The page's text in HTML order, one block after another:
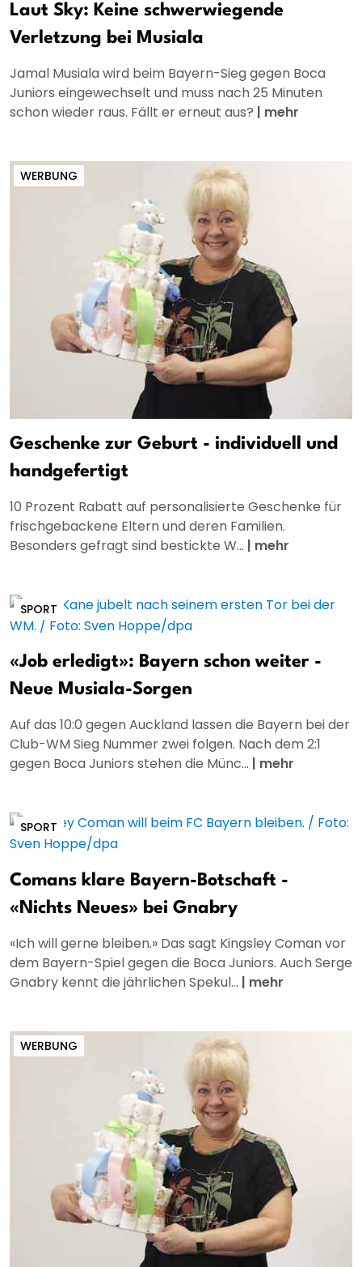
Laut Sky: Keine schwerwiegende
Verletzung bei Musiala
Jamal Musiala wird beim Bayern-Sieg gegen Boca
Juniors eingewechselt und muss nach 25 Minuten
schon wieder raus. Fällt er erneut aus? | mehr
WERBUNG
Geschenke zur Geburt - individuell und
handgefertigt
10 Prozent Rabatt auf personalisierte Geschenke für
frischgebackene Eltern und deren Familien.
Besonders gefragt sind bestickte W... | mehr
SPORT
«Job erledigt»: Bayern schon weiter -
Neue Musiala-Sorgen
Auf das 10:0 gegen Auckland lassen die Bayern bei der
Club-WM Sieg Nummer zwei folgen. Nach dem 2:1
gegen Boca Juniors stehen die Münc... | mehr
SPORT
Comans klare Bayern-Botschaft -
«Nichts Neues» bei Gnabry
«Ich will gerne bleiben.» Das sagt Kingsley Coman vor
dem Bayern-Spiel gegen die Boca Juniors. Auch Serge
Gnabry kennt die jährlichen Spekul... | mehr
WERBUNG